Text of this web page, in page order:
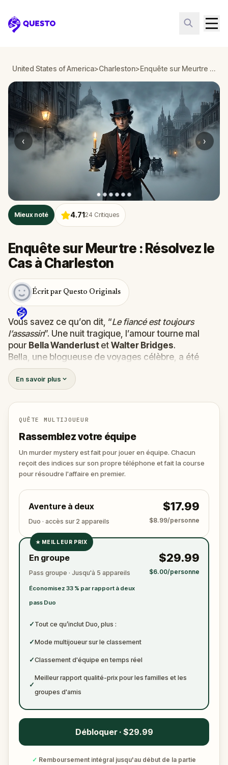
Questo
United States of America>Charleston> Enquête sur Meurtre : Résolvez le Cas à Charleston
‹ ›
Mieux noté 4.7124 Critiques
Enquête sur Meurtre : Résolvez le
Cas à Charleston
Écrit par Questo Originals
Vous savez ce qu’on dit, “Le fiancé est toujours
l’assassin”. Une nuit tragique, l’amour tourne mal
pour Bella Wanderlust et Walter Bridges.
Bella, une blogueuse de voyages célèbre, a été
retrouvéemorte
théâtralPercy Shadows
de découvrir la vérité.
Est-ce que ce meutre a été commis par Walter, le
fiancé obsessif ?
spectacle ?
Ou encore par quelqu’un d’autre, tapis dans l’ombre
🔎 Rassemblez les indices, interrogez les
qu’il ne frappe à nouveau. Préparez de quoi noter
les preuves.
En savoir plus
QUÊTE MULTIJOUEUR
Rassemblez votre équipe
Un murder mystery est fait pour jouer en équipe. Chacun
reçoit des indices sur son propre téléphone et fait la course
pour résoudre l'affaire en premier.
Aventure à deux
Duo · accès sur 2 appareils
$17.99
$8.99/personne
✓
✓
★ MEILLEUR PRIX
En groupe
Pass groupe · Jusqu'à 5 appareils
Économisez 33 % par rapport à deux
pass Duo
$29.99
$6.00/personne
✓ Tout ce qu’inclut Duo, plus :
✓Mode multijoueur sur le classement
✓Classement d'équipe en temps réel
✓
Meilleur rapport qualité-prix pour les familles et les
groupes d'amis
Débloquer · $29.99
✓ Remboursement intégral jusqu'au début de la partie